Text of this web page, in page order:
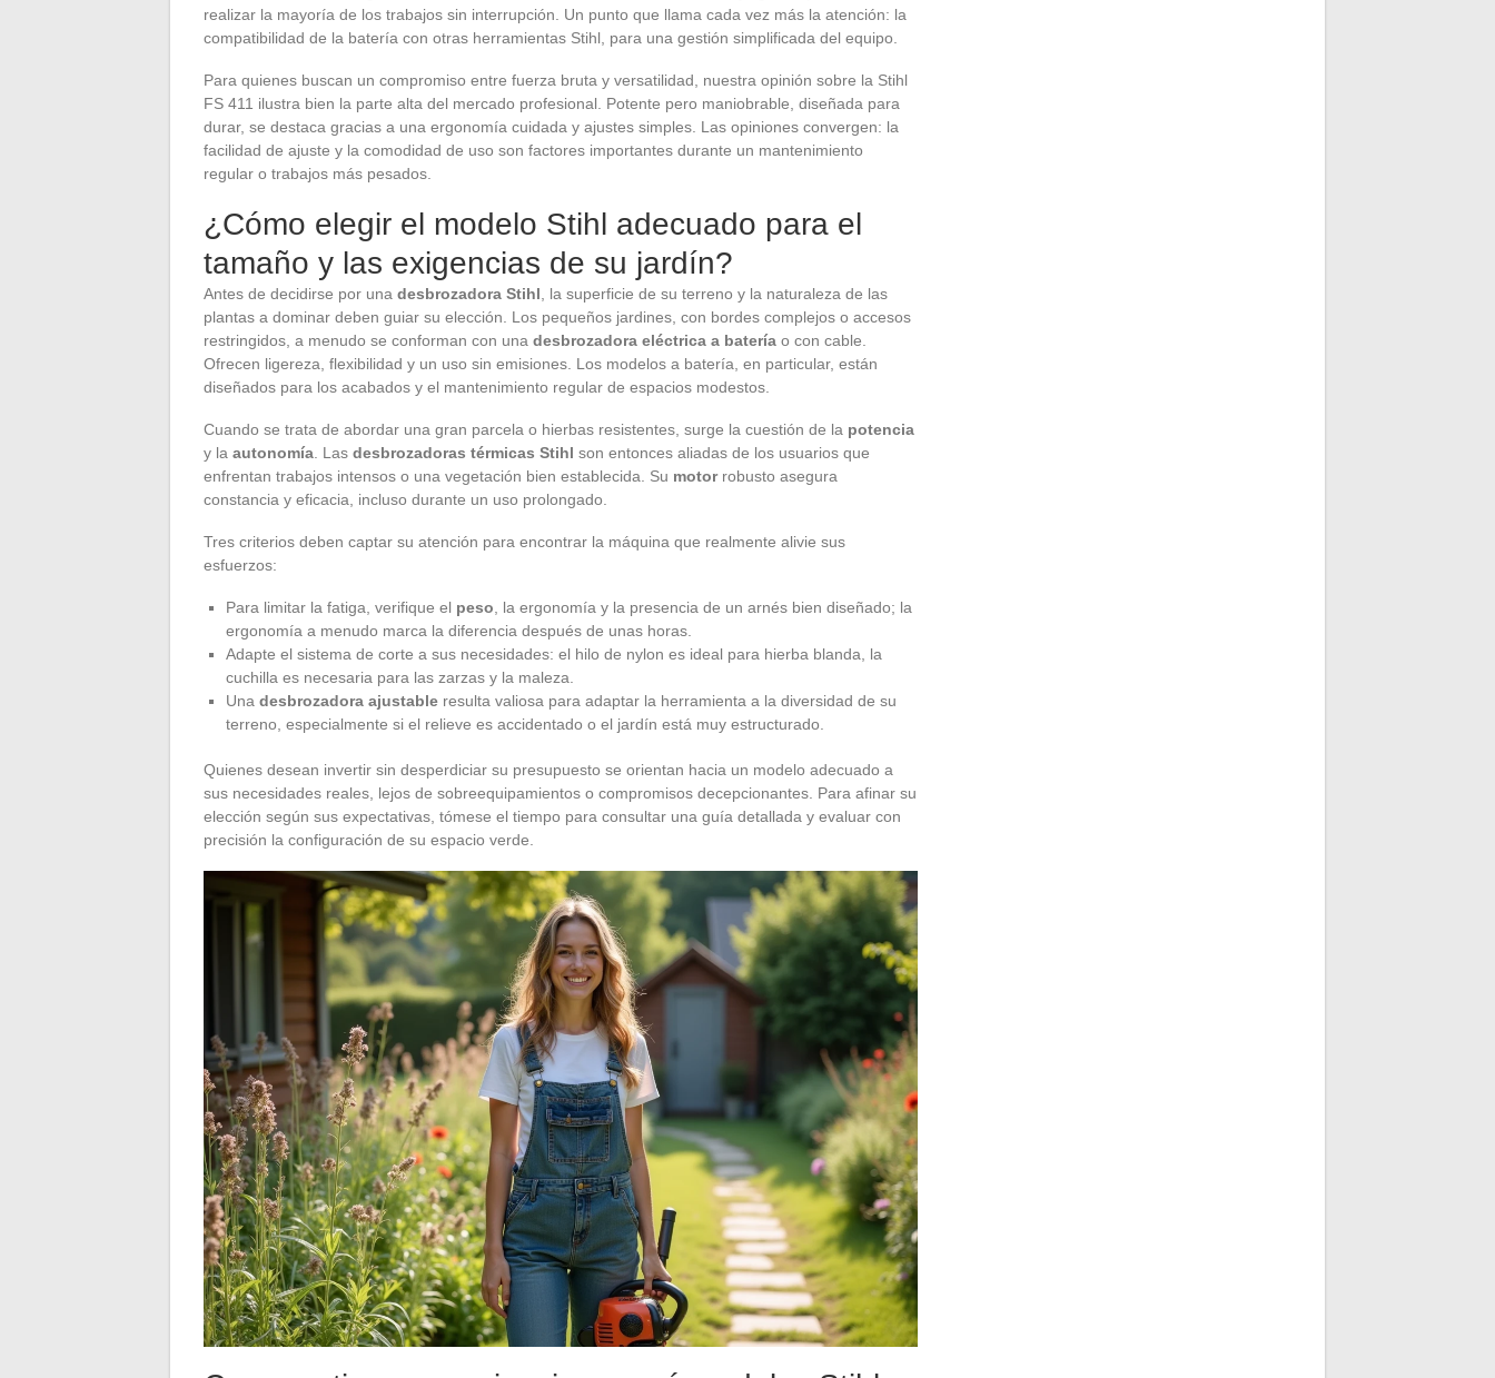
realizar la mayoría de los trabajos sin interrupción. Un punto que llama cada vez más la atención: la
compatibilidad de la batería con otras herramientas Stihl, para una gestión simplificada del equipo.
Para quienes buscan un compromiso entre fuerza bruta y versatilidad, nuestra opinión sobre la Stihl
FS 411 ilustra bien la parte alta del mercado profesional. Potente pero maniobrable, diseñada para
durar, se destaca gracias a una ergonomía cuidada y ajustes simples. Las opiniones convergen: la
facilidad de ajuste y la comodidad de uso son factores importantes durante un mantenimiento
regular o trabajos más pesados.
¿Cómo elegir el modelo Stihl adecuado para el
tamaño y las exigencias de su jardín?
Antes de decidirse por una desbrozadora Stihl , la superficie de su terreno y la naturaleza de las
plantas a dominar deben guiar su elección. Los pequeños jardines, con bordes complejos o accesos
restringidos, a menudo se conforman con una desbrozadora eléctrica a batería o con cable.
Ofrecen ligereza, flexibilidad y un uso sin emisiones. Los modelos a batería, en particular, están
diseñados para los acabados y el mantenimiento regular de espacios modestos.
Cuando se trata de abordar una gran parcela o hierbas resistentes, surge la cuestión de la potencia
y la autonomía . Las desbrozadoras térmicas Stihl son entonces aliadas de los usuarios que
enfrentan trabajos intensos o una vegetación bien establecida. Su motorrobusto asegura
constancia y eficacia, incluso durante un uso prolongado.
Tres criterios deben captar su atención para encontrar la máquina que realmente alivie sus
esfuerzos:
Para limitar la fatiga, verifique el peso , la ergonomía y la presencia de un arnés bien diseñado; la
ergonomía a menudo marca la diferencia después de unas horas.
Adapte el sistema de corte a sus necesidades: el hilo de nylon es ideal para hierba blanda, la
cuchilla es necesaria para las zarzas y la maleza.
Una desbrozadora ajustable resulta valiosa para adaptar la herramienta a la diversidad de su
terreno, especialmente si el relieve es accidentado o el jardín está muy estructurado.
Quienes desean invertir sin desperdiciar su presupuesto se orientan hacia un modelo adecuado a
sus necesidades reales, lejos de sobreequipamientos o compromisos decepcionantes. Para afinar su
elección según sus expectativas, tómese el tiempo para consultar una guía detallada y evaluar con
precisión la configuración de su espacio verde.